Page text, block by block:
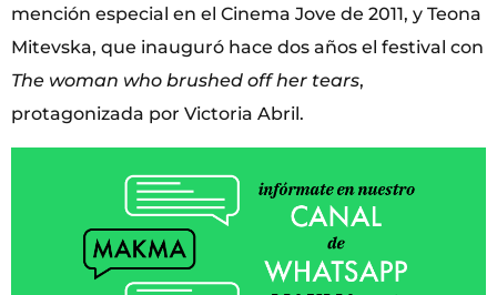
mención especial en el Cinema Jove de 2011, y Teona
Mitevska, que inauguró hace dos años el festival con
The woman who brushed off her tears,
protagonizada por Victoria Abril.